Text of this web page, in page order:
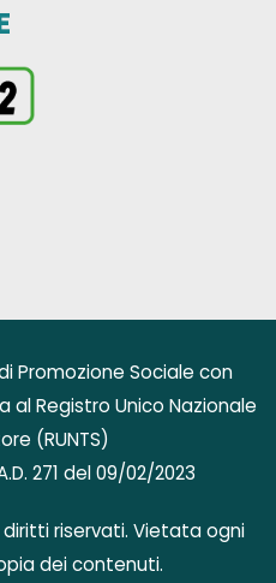
Promozione Sociale con
Registro Unico Nazionale
(RUNTS)
271 del 09/02/2023
riservati. Vietata ogni
dei contenuti.